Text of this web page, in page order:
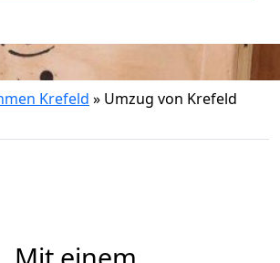
Krefeld » Umzug von Krefeld